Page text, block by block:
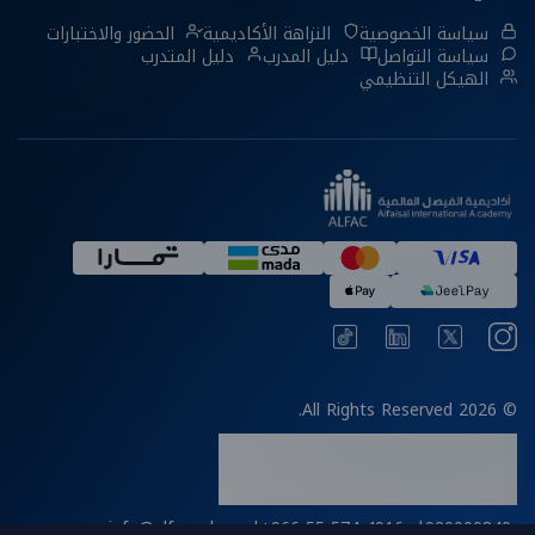
سياسة الخصوصية النزاهة الأكاديمية الحضور والاختبارات
سياسة التواصل دليل المدرب دليل المتدرب
الهيكل التنظيمي
© 2026 All Rights Reserved.
920000840
|
+966 55 574 4916
|
info@alfac.edu.sa